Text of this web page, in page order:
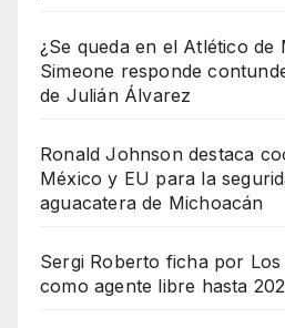
¿Se queda en el Atlético de
Simeone responde
de Julián Álvarez
Ronald Johnson destaca
México y EU para la
aguacatera de Michoacán
Sergi Roberto ficha por
como agente libre hasta